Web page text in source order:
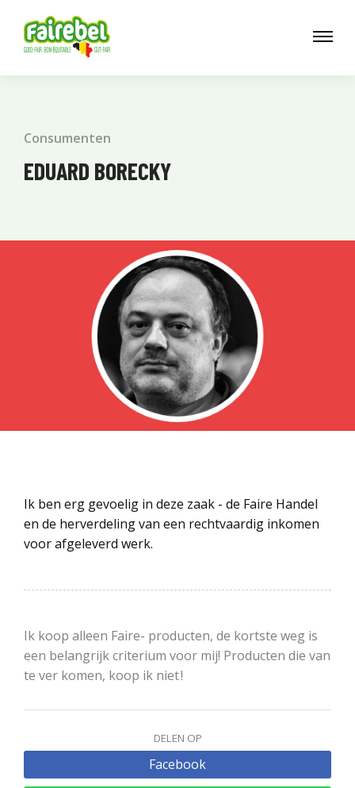
Consumenten
EDUARD BORECKY
Ik ben erg gevoelig in deze zaak - de Faire Handel
en de herverdeling van een rechtvaardig inkomen
voor afgeleverd werk.
Ik koop alleen Faire- producten, de kortste weg is
een belangrijk criterium voor mij! Producten die van
te ver komen, koop ik niet !
DELEN OP
Facebook